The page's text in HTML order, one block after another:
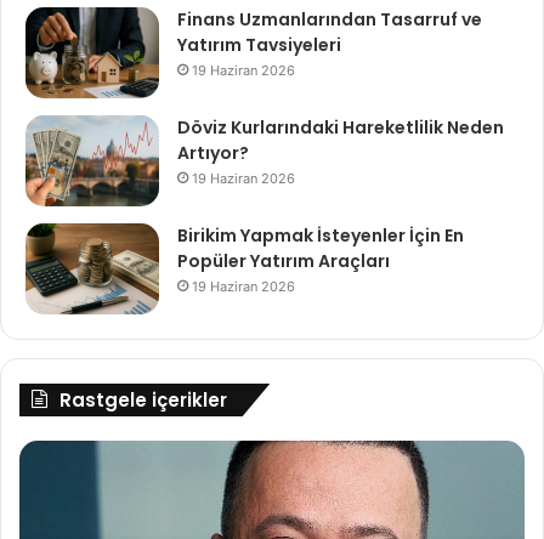
Finans Uzmanlarından Tasarruf ve
Yatırım Tavsiyeleri
19 Haziran 2026
Döviz Kurlarındaki Hareketlilik Neden
Artıyor?
19 Haziran 2026
Birikim Yapmak İsteyenler İçin En
Popüler Yatırım Araçları
19 Haziran 2026
Rastgele içerikler
Buğra